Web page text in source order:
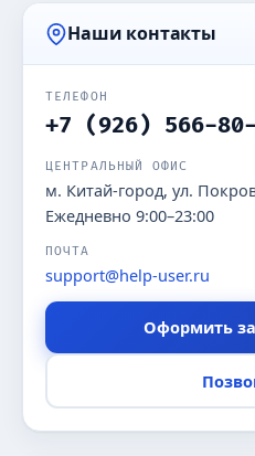
Наши контакты
ТЕЛЕФОН
+7 (926) 566-
ЦЕНТРАЛЬНЫЙ ОФИС
м. Китай-город, ул.
Ежедневно 9:00–23:00
ПОЧТА
support@help-user.ru
Оформить